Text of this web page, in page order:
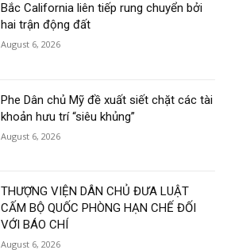
Bắc California liên tiếp rung chuyển bởi
hai trận động đất
August 6, 2026
Phe Dân chủ Mỹ đề xuất siết chặt các tài
khoản hưu trí “siêu khủng”
August 6, 2026
THƯỢNG VIỆN DÂN CHỦ ĐƯA LUẬT
CẤM BỘ QUỐC PHÒNG HẠN CHẾ ĐỐI
VỚI BÁO CHÍ
August 6, 2026